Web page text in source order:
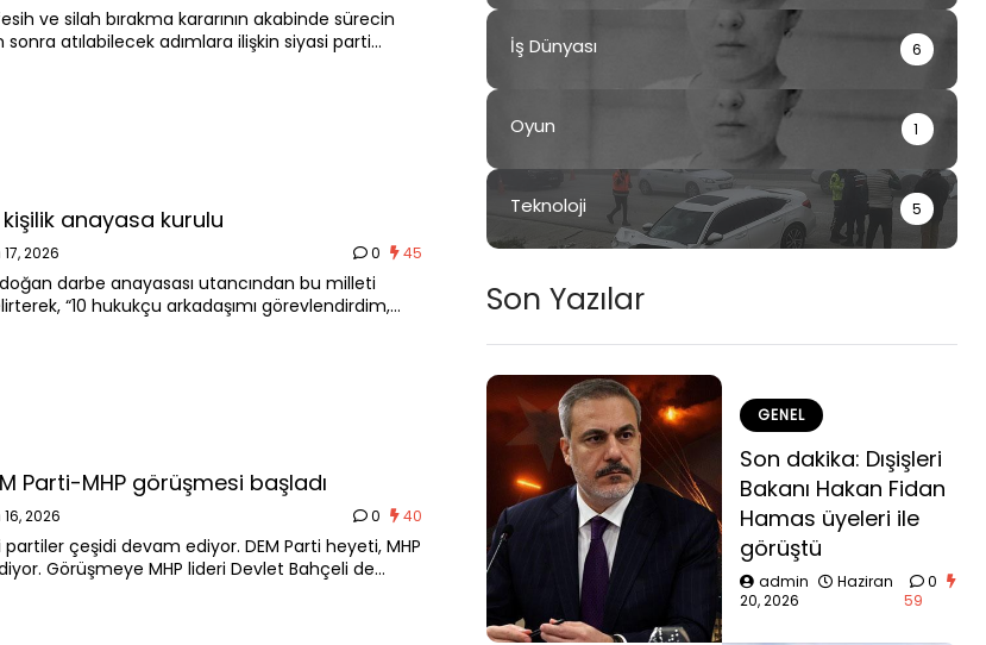
fesih ve silah bırakma kararının akabinde sürecin
atılabilecek adımlara ilişkin siyasi parti
kişilik anayasa kurulu
2026 0 45
darbe anayasası utancından bu milleti
“10 hukukçu arkadaşımı görevlendirdim,
Parti-MHP görüşmesi başladı
2026 0 40
çeşidi devam ediyor. DEM Parti heyeti, MHP
Görüşmeye MHP lideri Devlet Bahçeli de
İş Dünyası 6
Oyun 1
Teknoloji 5
Son Yazılar
GENEL
Son dakika: Dışişleri
Bakanı Hakan Fidan
Hamas üyeleri ile
görüştü
admin
Haziran
20, 2026
0
59